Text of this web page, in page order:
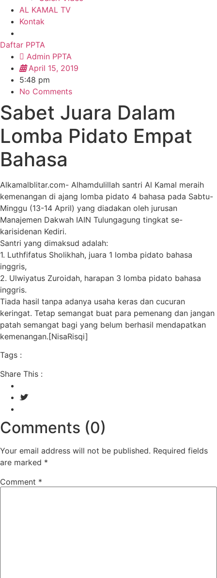
AL KAMAL TV
Kontak
Daftar PPTA
Admin PPTA
April 15, 2019
5:48 pm
No Comments
Sabet Juara Dalam
Lomba Pidato Empat
Bahasa
Alkamalblitar.com- Alhamdulillah santri Al Kamal meraih
kemenangan di ajang lomba pidato 4 bahasa pada Sabtu-
Minggu (13-14 April) yang diadakan oleh jurusan
Manajemen Dakwah IAIN Tulungagung tingkat se-
karisidenan Kediri.
Santri yang dimaksud adalah:
1. Luthfifatus Sholikhah, juara 1 lomba pidato bahasa
inggris,
2. Ulwiyatus Zuroidah, harapan 3 lomba pidato bahasa
inggris.
Tiada hasil tanpa adanya usaha keras dan cucuran
keringat. Tetap semangat buat para pemenang dan jangan
patah semangat bagi yang belum berhasil mendapatkan
kemenangan.[NisaRisqi]
Tags :
Share This :
Comments (0)
Your email address will not be published. Required fields
are marked *
Comment *